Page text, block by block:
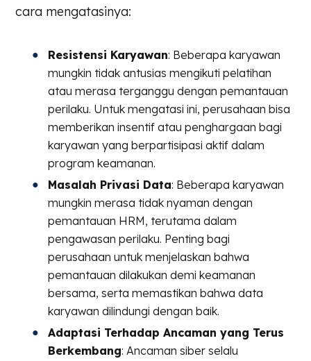
cara mengatasinya:
Resistensi Karyawan: Beberapa karyawan
mungkin tidak antusias mengikuti pelatihan
atau merasa terganggu dengan pemantauan
perilaku. Untuk mengatasi ini, perusahaan bisa
memberikan insentif atau penghargaan bagi
karyawan yang berpartisipasi aktif dalam
program keamanan.
Masalah Privasi Data: Beberapa karyawan
mungkin merasa tidak nyaman dengan
pemantauan HRM, terutama dalam
pengawasan perilaku. Penting bagi
perusahaan untuk menjelaskan bahwa
pemantauan dilakukan demi keamanan
bersama, serta memastikan bahwa data
karyawan dilindungi dengan baik.
Adaptasi Terhadap Ancaman yang Terus
Berkembang: Ancaman siber selalu